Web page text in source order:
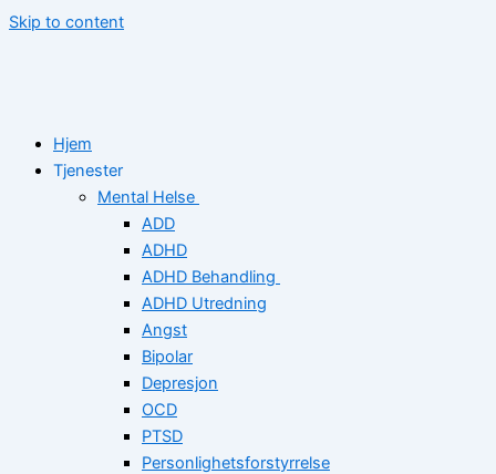
Skip to content
Hjem
Tjenester
Mental Helse
ADD
ADHD
ADHD Behandling
ADHD Utredning
Angst
Bipolar
Depresjon
OCD
PTSD
Personlighetsforstyrrelse